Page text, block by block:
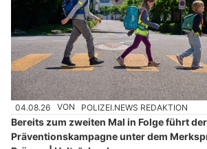
04.08.26 VON POLIZEI.NEWS REDAKTION
Bereits zum zweiten Mal in Folge führt
Präventionskampagne unter dem